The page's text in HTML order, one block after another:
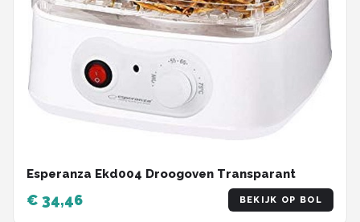
Esperanza Ekd004 Droogoven Transparant
€ 34,46 BEKIJK OP BOL